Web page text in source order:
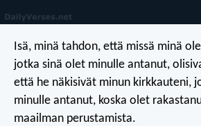
Isä, minä tahdon, että missä minä
jotka sinä olet minulle antanut,
että he näkisivät minun kirkkauteni,
minulle antanut, koska olet
maailman perustamista.